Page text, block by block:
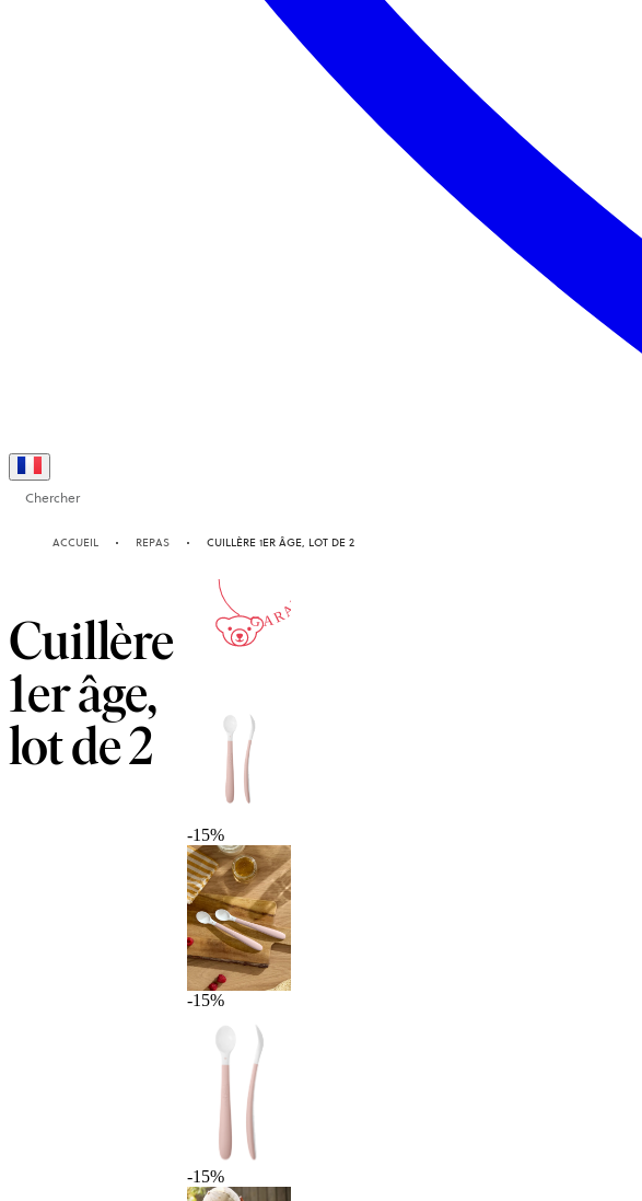
Chercher
ACCUEIL REPAS CUILLÈRE 1ER ÂGE, LOT DE 2
Cuillère
1er âge,
lot de 2
2-ANS
GARANTIE
-15%
-15%
-15%